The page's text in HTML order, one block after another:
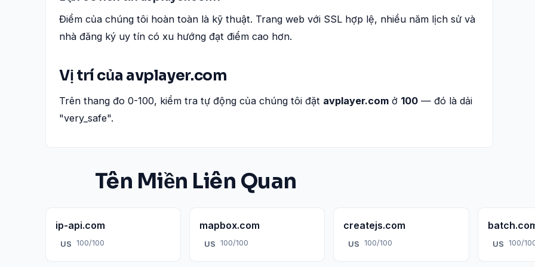
Điểm của chúng tôi hoàn toàn là kỹ thuật. Trang web với SSL hợp lệ, nhiều năm lịch sử và
nhà đăng ký uy tín có xu hướng đạt điểm cao hơn.
Vị trí của avplayer.com
Trên thang đo 0-100, kiểm tra tự động của chúng tôi đặt avplayer.com ở 100 — đó là dải
"very_safe".
Tên Miền Liên Quan
ip-api.com
US 100/100
mapbox.com
US 100/100
createjs.com
US 100/100 US 100/